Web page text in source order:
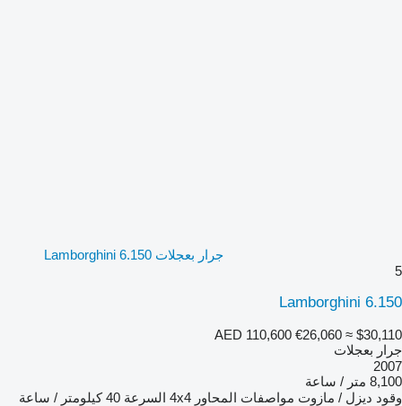
جرار بعجلات Lamborghini 6.150
5
Lamborghini 6.150
AED 110,600 €26,060 ≈ $30,110
جرار بعجلات
2007
8,100 متر / ساعة
وقود ديزل / مازوت مواصفات المحاور 4x4 السرعة 40 كيلومتر / ساعة